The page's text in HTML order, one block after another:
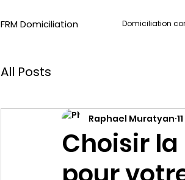
Domiciliation
FRM Domiciliation
All Posts
Choisir
Raphael Muratyan